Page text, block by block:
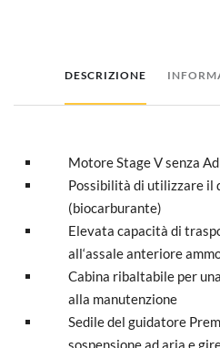
DESCRIZIONE
Motore Stage V senza
Possibilità di utilizzare il
(biocarburante)
Elevata capacità di
all‘assale anteriore
Cabina ribaltabile per
alla manutenzione
Sedile del guidatore
sospensione ad aria e